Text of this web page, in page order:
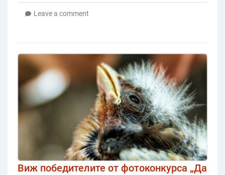
Leave a comment
Виж победителите от фотоконкурса „Да